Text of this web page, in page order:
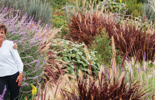
El Despertar de la Calidez: Acabados Dorados de FV para Elevar tu Espacio